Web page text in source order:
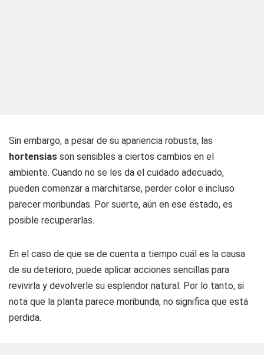
Sin embargo, a pesar de su apariencia robusta, las
hortensias son sensibles a ciertos cambios en el
ambiente. Cuando no se les da el cuidado adecuado,
pueden comenzar a marchitarse, perder color e incluso
parecer moribundas. Por suerte, aún en ese estado, es
posible recuperarlas.
En el caso de que se de cuenta a tiempo cuál es la causa
de su deterioro, puede aplicar acciones sencillas para
revivirla y devolverle su esplendor natural. Por lo tanto, si
nota que la planta parece moribunda, no significa que está
perdida.